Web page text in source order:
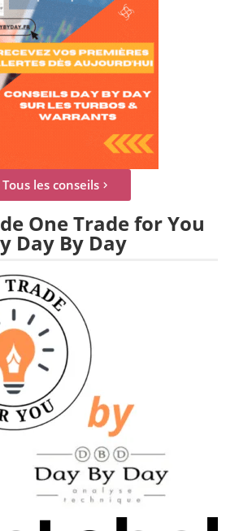
Tous les conseils
One Trade for You
Day By Day